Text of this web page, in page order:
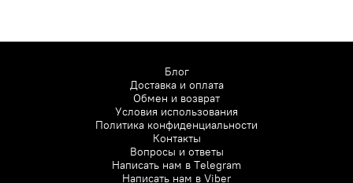
Блог
Доставка и оплата
Обмен и возврат
Условия использования
Политика конфиденциальности
Контакты
Вопросы и ответы
Написать нам в Telegram
Написать нам в Viber